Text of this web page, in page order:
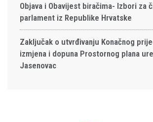
Objava i Obavijest biračima- Izbori za
parlament iz Republike Hrvatske
Zaključak o utvrđivanju Konačnog
izmjena i dopuna Prostornog plana
Jasenovac